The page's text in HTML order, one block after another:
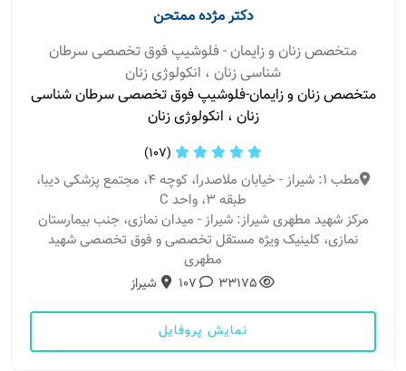
دکتر مژده ممتحن
متخصص زنان و زایمان - فلوشیپ فوق تخصصی سرطان
شناسی زنان ، انکولوژی زنان
متخصص زنان و زایمان-فلوشیپ فوق تخصصی سرطان شناسی
زنان ، انکولوژی زنان
(107)
مطب 1: شیراز - خیابان ملاصدرا، کوچه 4، مجتمع پزشکی دیبا،
طبقه 3، واحد C
مرکز شهید مطهری شیراز: شیراز - میدان نمازی، جنب بیمارستان
نمازی، کلینیک ویژه مستقل تخصصی و فوق تخصصی شهید
مطهری
33175
107 شیراز
نمایش پروفایل